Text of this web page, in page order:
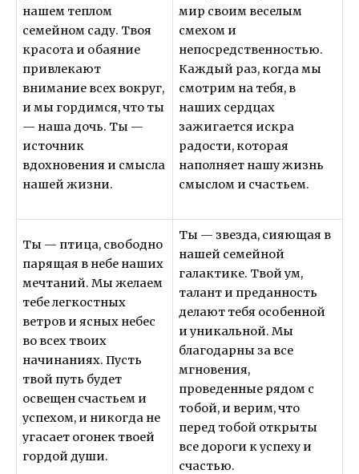
нашем теплом
семейном саду. Твоя
красота и обаяние
привлекают
внимание всех вокруг,
и мы гордимся, что ты
— наша дочь. Ты —
источник
вдохновения и смысла
нашей жизни.
мир своим веселым
смехом и
непосредственностью.
Каждый раз, когда мы
смотрим на тебя, в
наших сердцах
зажигается искра
радости, которая
наполняет нашу жизнь
смыслом и счастьем.
Ты — птица, свободно
парящая в небе наших
мечтаний. Мы желаем
тебе легкостных
ветров и ясных небес
во всех твоих
начинаниях. Пусть
твой путь будет
освещен счастьем и
успехом, и никогда не
угасает огонек твоей
гордой души.
Ты — звезда, сияющая в
нашей семейной
галактике. Твой ум,
талант и преданность
делают тебя особенной
и уникальной. Мы
благодарны за все
мгновения,
проведенные рядом с
тобой, и верим, что
перед тобой открыты
все дороги к успеху и
счастью.